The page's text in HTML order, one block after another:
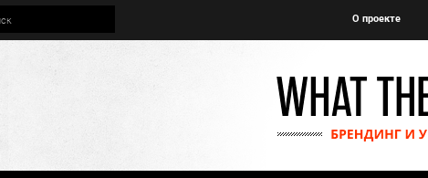
О проекте